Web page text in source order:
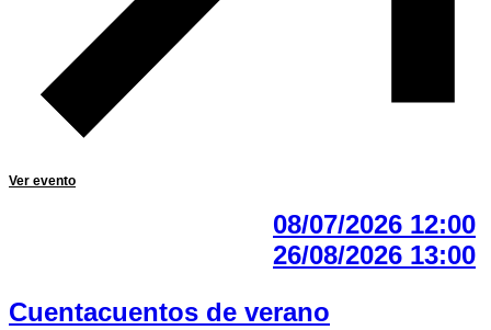
Ver evento
08/07/2026 12:00
26/08/2026 13:00
Cuentacuentos de verano